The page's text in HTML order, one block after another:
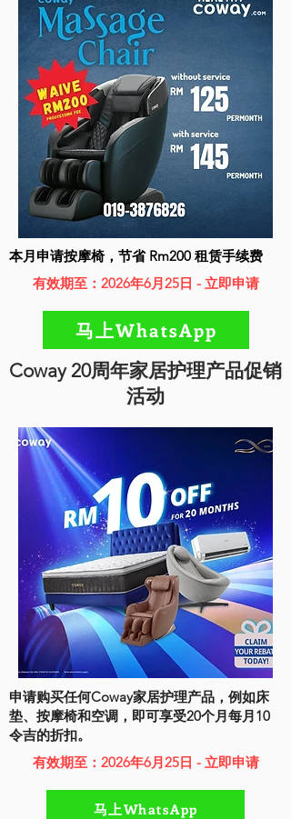
本月申请按摩椅，节省 Rm200 租赁手续费
有效期至：2026年6月25日 - 立即申请
马上WhatsApp
Coway 20周年家居护理产品促销
活动
申请购买任何Coway家居护理产品，例如床
垫、按摩椅和空调，即可享受20个月每月10
令吉的折扣。
有效期至：2026年6月25日 - 立即申请
马上WhatsApp